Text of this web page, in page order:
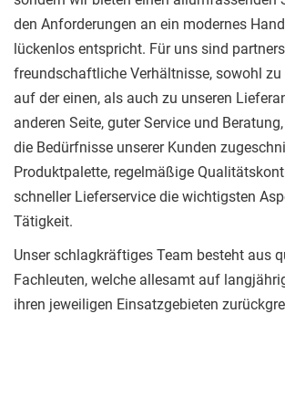
den Anforderungen an ein modernes
lückenlos entspricht. Für uns sind
freundschaftliche Verhältnisse, sowohl zu
auf der einen, als auch zu unseren
anderen Seite, guter Service und
die Bedürfnisse unserer Kunden
Produktpalette, regelmäßige
schneller Lieferservice die wichtigsten
Tätigkeit.
Unser schlagkräftiges Team besteht aus
Fachleuten, welche allesamt auf
ihren jeweiligen Einsatzgebieten